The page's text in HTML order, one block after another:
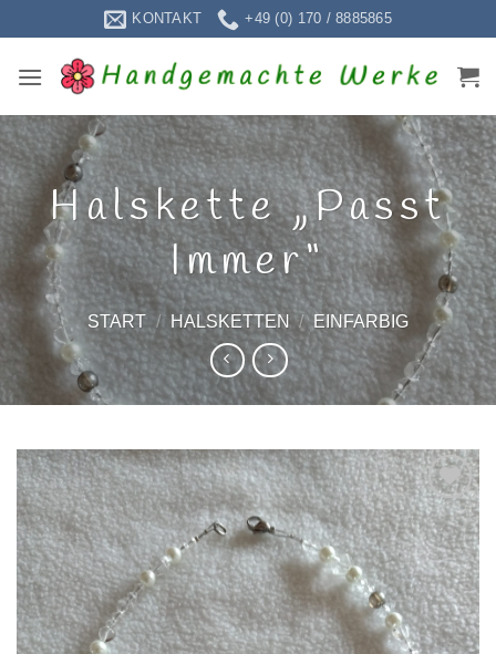
Inhalt
springen
KONTAKT +49 (0) 170 / 8885865
Halskette „Passt
Immer“
START / HALSKETTEN / EINFARBIG
Zur
Wunschliste
hinzufügen